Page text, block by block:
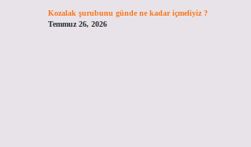
Kozalak şurubunu günde ne kadar içmeliyiz ?
Temmuz 26, 2026